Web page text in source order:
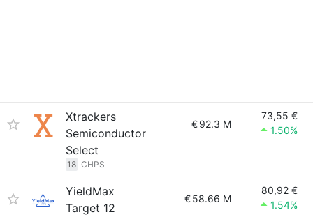
Xtrackers
Semiconductor
Select
18 CHPS
€92.3 M
73,55 €
1.50%
YieldMax
Target 12
€58.66 M
80,92 €
1.54%